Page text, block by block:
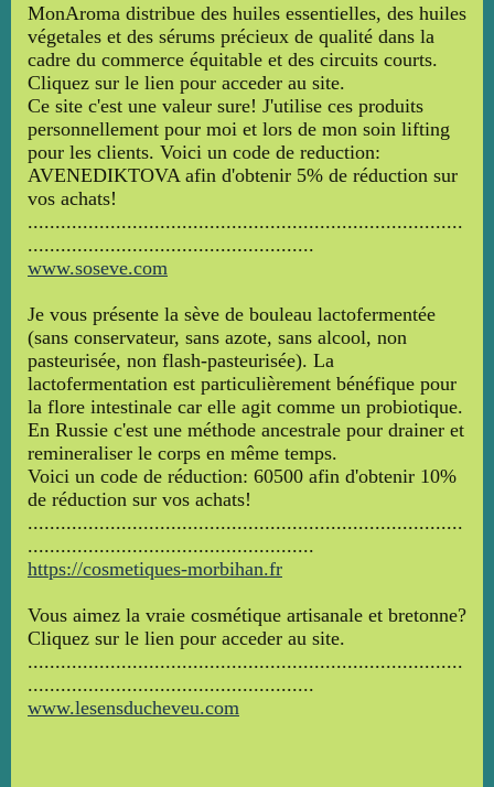
MonAroma distribue des huiles essentielles, des huiles
végetales et des sérums précieux de qualité dans la
cadre du commerce équitable et des circuits courts.
Cliquez sur le lien pour acceder au site.
Ce site c'est une valeur sure! J'utilise ces produits
personnellement pour moi et lors de mon soin lifting
pour les clients. Voici un code de reduction:
AVENEDIKTOVA afin d'obtenir 5% de réduction sur
vos achats!
...............................................................................
....................................................
www.soseve.com
Je vous présente la sève de bouleau lactofermentée
(sans conservateur, sans azote, sans alcool, non
pasteurisée, non flash-pasteurisée). La
lactofermentation est particulièrement bénéfique pour
la flore intestinale car elle agit comme un probiotique.
En Russie c'est une méthode ancestrale pour drainer et
remineraliser le corps en même temps.
Voici un code de réduction: 60500 afin d'obtenir 10%
de réduction sur vos achats!
...............................................................................
....................................................
https://cosmetiques-morbihan.fr
Vous aimez la vraie cosmétique artisanale et bretonne?
Cliquez sur le lien pour acceder au site.
...............................................................................
....................................................
www.lesensducheveu.com